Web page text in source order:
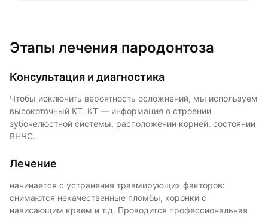
Этапы лечения пародонтоза
Консультация и диагностика
Чтобы исключить вероятность осложнений, мы используем
высокоточный КТ. КТ — информация о строении
зубочелюстной системы, расположении корней, состоянии
ВНЧС.
Лечение
начинается с устранения травмирующих факторов:
снимаются некачественные пломбы, коронки с
нависающим краем и т.д. Проводится профессиональная